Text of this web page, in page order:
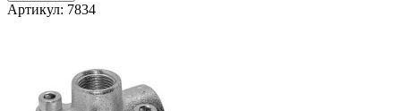
Артикул: 7834